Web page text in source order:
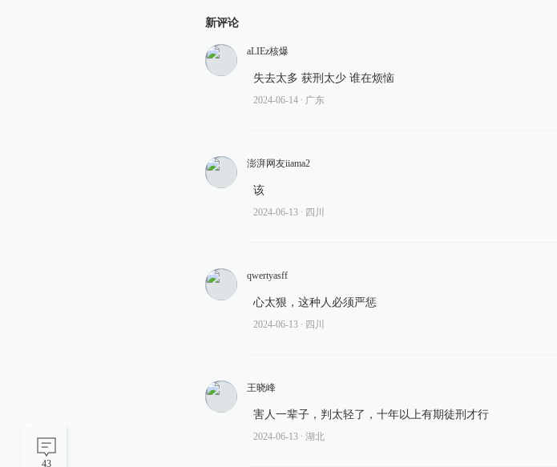
43
新评论
aLIEz核爆
失去太多 获刑太少 谁在烦恼
2024-06-14 ∙ 广东
澎湃网友iiama2
该
2024-06-13 ∙ 四川
qwertyasff
心太狠，这种人必须严惩
2024-06-13 ∙ 四川
王晓峰
害人一辈子，判太轻了，十年以上有期徒刑才行
2024-06-13 ∙ 湖北